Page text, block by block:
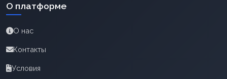
О платформе
О нас
Контакты
Условия